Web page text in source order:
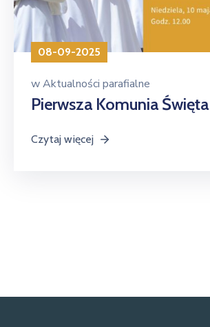
08-09-2025
wAktualności parafialne
Pierwsza Komunia
Czytaj więcej